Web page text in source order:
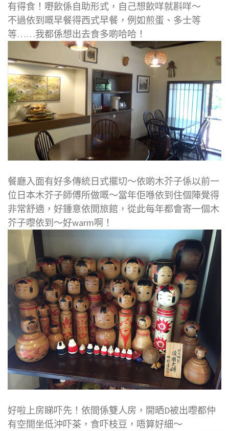
有得食！嘢飲係自助形式，自己想飲咩就斟咩～
不過依到嘅早餐得西式早餐，例如煎蛋、多士等
等……我都係想出去食多啲哈哈！
餐廳入面有好多傳統日式擺切～依啲木芥子係以前一
位日本木芥子師傅所做嘅～當年佢喺依到住個陣覺得
非常舒適，好鍾意依間旅館，從此每年都會寄一個木
芥子嚟依到～好warm啊！
好啦上房睇吓先！依間係雙人房，開晒D被出嚟都仲
有空間坐低沖吓茶，食吓枝豆，唔算好細～